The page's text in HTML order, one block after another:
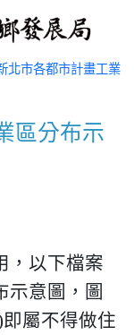
北市各都市計畫工業
區分布示
，以下檔案
示意圖，圖
屬不得做住